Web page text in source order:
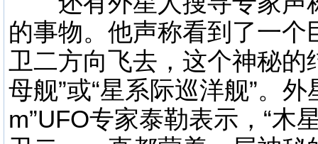
的事物。他声称看到了一
卫二方向飞去，这个神秘的
母舰”或“星系际巡洋舰”。
m”UFO专家泰勒表示，“木